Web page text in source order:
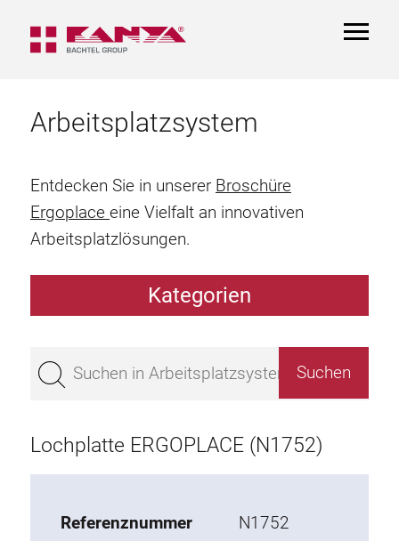
Arbeitsplatzsystem
Entdecken Sie in unserer Broschüre
Ergoplace eine Vielfalt an innovativen
Arbeitsplatzlösungen.
Kategorien
Tischplatte
Lochplatte ERGOPLACE (N1752)
Referenznummer N1752